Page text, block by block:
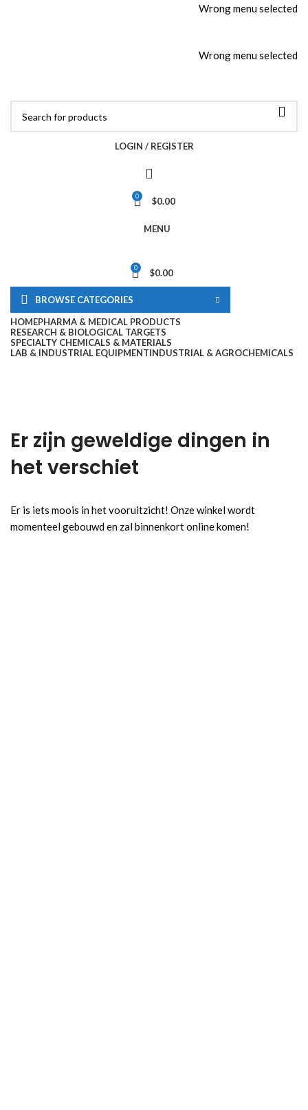
Wrong menu selected
Wrong menu selected
LOGIN / REGISTER
0 $0.00
MENU
0 $0.00
BROWSE CATEGORIES
HOMEPHARMA & MEDICAL PRODUCTS
RESEARCH & BIOLOGICAL TARGETS
SPECIALTY CHEMICALS & MATERIALS
LAB & INDUSTRIAL EQUIPMENTINDUSTRIAL & AGROCHEMICALS
Er zijn geweldige dingen in
het verschiet
Er is iets moois in het vooruitzicht! Onze winkel wordt
momenteel gebouwd en zal binnenkort online komen!